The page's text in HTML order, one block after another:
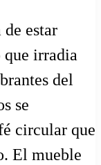
estar
que irradia
del
se
circular que
El mueble